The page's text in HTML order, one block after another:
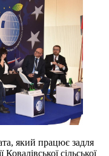
який працює задля
сільської